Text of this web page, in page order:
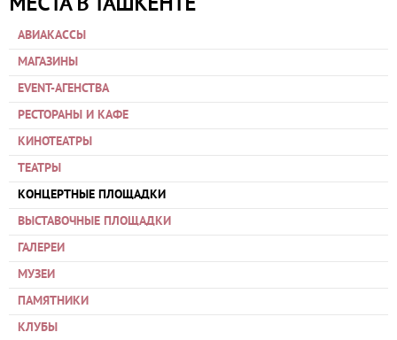
АВИАКАССЫ
МАГАЗИНЫ
EVENT-АГЕНСТВА
РЕСТОРАНЫ И КАФЕ
КИНОТЕАТРЫ
ТЕАТРЫ
КОНЦЕРТНЫЕ ПЛОЩАДКИ
ВЫСТАВОЧНЫЕ ПЛОЩАДКИ
ГАЛЕРЕИ
МУЗЕИ
ПАМЯТНИКИ
КЛУБЫ